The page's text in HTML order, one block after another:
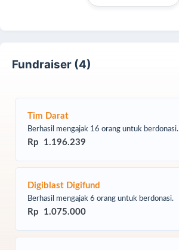
Fundraiser (4)
Tim Darat
Berhasil mengajak 16 orang untuk berdonasi.
Rp 1.196.239
Digiblast Digifund
Berhasil mengajak 6 orang untuk berdonasi.
Rp 1.075.000